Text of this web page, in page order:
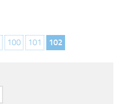
100 101 102